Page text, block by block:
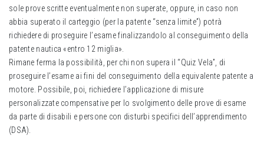
sole prove scritte eventualmente non superate, oppure, in caso non
abbia superato il carteggio (per la patente “senza limite”) potrà
richiedere di proseguire l’esame finalizzandolo al conseguimento della
patente nautica «entro 12 miglia».
Rimane ferma la possibilità, per chi non supera il “Quiz Vela”, di
proseguire l’esame ai fini del conseguimento della equivalente patente a
motore. Possibile, poi, richiedere l’applicazione di misure
personalizzate compensative per lo svolgimento delle prove di esame
da parte di disabili e persone con disturbi specifici dell’apprendimento
(DSA).